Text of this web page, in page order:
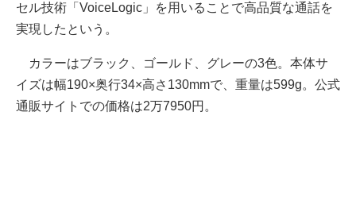
セル技術「VoiceLogic」を用いることで高品質な通話を
実現したという。
カラーはブラック、ゴールド、グレーの3色。本体サ
イズは幅190×奥行34×高さ130mmで、重量は599g。公式
通販サイトでの価格は2万7950円。